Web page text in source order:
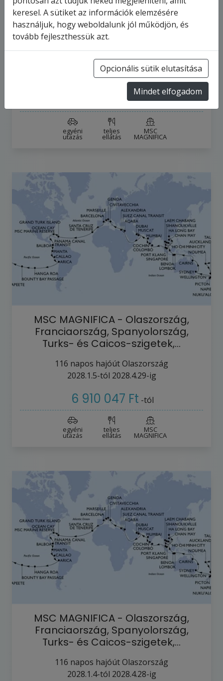
MSC MAGNIFICA - Franciaország,
Spanyolország, Turks- és Caicos-
napos hajóútFranciaország
2028.1.6-tól2028.4.30-ig
6 910 047 Ft-tól
egyéni
utazás
teljes
ellátás
MSC
MAGNIFICA
MSC MAGNIFICA - Olaszország,
Franciaország, Spanyolország,
Turks- és Caicos-szigetek,…
116 napos hajóútOlaszország
2028.1.5-tól 2028.4.29-ig
6 910 047 Ft -tól
egyéni
utazás
teljes
ellátás
MSC
MAGNIFICA
MSC MAGNIFICA - Olaszország,
Franciaország, Spanyolország,
Turks- és Caicos-szigetek,…
116 napos hajóútOlaszország
2028.1.4-tól 2028.4.28-ig
keresel. A sütiket az információk elemzésére
használjuk, hogy weboldalunk jól működjön, és
tovább fejleszthessük azt.
Opcionális sütik elutasítása
Mindet elfogadom